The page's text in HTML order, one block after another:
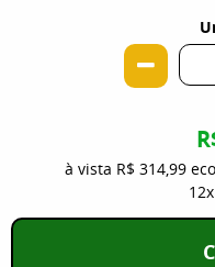
à vista R$ 314,99
12x